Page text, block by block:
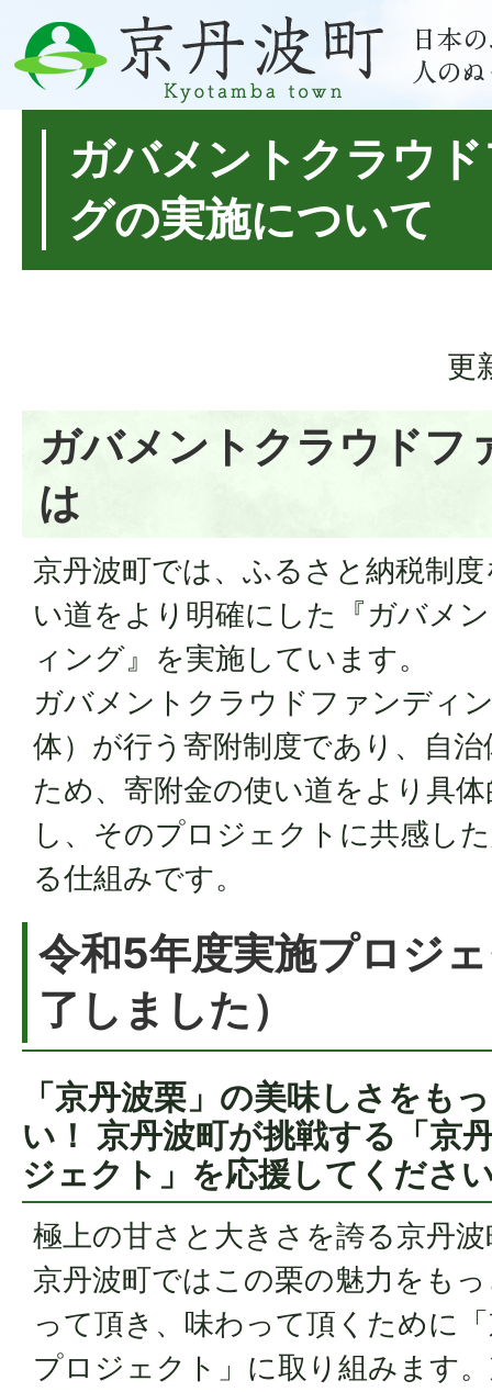
ガバメントクラウ
グの実施について
更
ガバメントクラウドフ
は
京丹波町では、ふるさと納税制
い道をより明確にした『ガバメ
ィング』を実施しています。
ガバメントクラウドファンディ
体）が行う寄附制度であり、自
ため、寄附金の使い道をより具
し、そのプロジェクトに共感し
る仕組みです。
令和5年度実施プロジ
了しました）
「京丹波栗」の美味しさをも
い！ 京丹波町が挑戦する「京
ジェクト」を応援してくださ
極上の甘さと大きさを誇る京丹
京丹波町ではこの栗の魅力をも
って頂き、味わって頂くために
プロジェクト」に取り組みます